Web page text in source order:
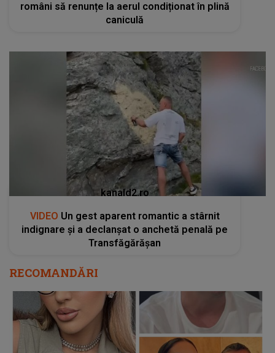
români să renunțe la aerul condiționat în plină
caniculă
kanald2.ro
VIDEO Un gest aparent romantic a stârnit
indignare și a declanșat o anchetă penală pe
Transfăgărășan
RECOMANDĂRI